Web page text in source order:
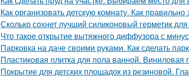
Как организовать детскую комнату. Как правильно
Сколько сохнет лучший силиконовый герметик
Что такое открытие вытяжного диффузора с
Парковка на даче своими руками. Как сделать
Пластиковая плитка для пола ванной.
Покрытие для детских площадок из резиновой.